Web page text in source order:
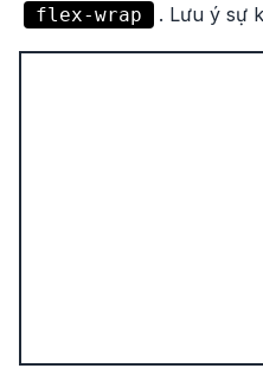
flex-wrap . Lưu ý sự